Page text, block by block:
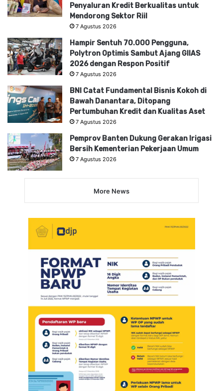
Penyaluran Kredit Berkualitas untuk
Mendorong Sektor Riil
7 Agustus 2026
Hampir Sentuh 70.000 Pengguna,
Polytron Optimis Sambut Ajang GIIAS
2026 dengan Respon Positif
7 Agustus 2026
BNI Catat Fundamental Bisnis Kokoh di
Bawah Danantara, Ditopang
Pertumbuhan Kredit dan Kualitas Aset
7 Agustus 2026
Pemprov Banten Dukung Gerakan Irigasi
Bersih Kementerian Pekerjaan Umum
7 Agustus 2026
More News